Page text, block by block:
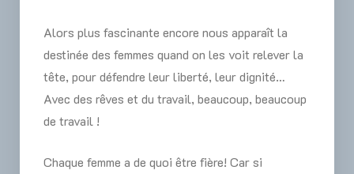
Alors plus fascinante encore nous apparaît la
destinée des femmes quand on les voit relever la
tête, pour défendre leur liberté, leur dignité…
Avec des rêves et du travail, beaucoup, beaucoup
de travail !
Chaque femme a de quoi être fière! Car si